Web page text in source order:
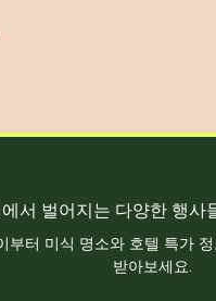
서 벌어지는 다양한 행사
부터 미식 명소와 호텔 특가
받아보세요.